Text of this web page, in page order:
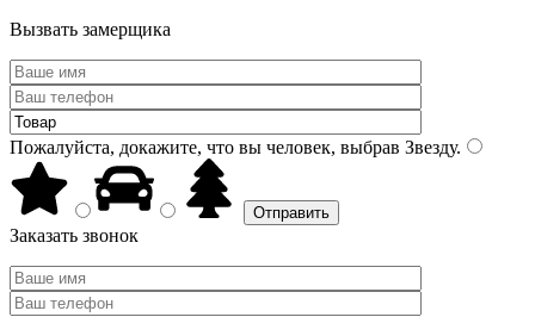
Вызвать замерщика
Пожалуйста, докажите, что вы человек, выбрав Звезду.
Заказать звонок